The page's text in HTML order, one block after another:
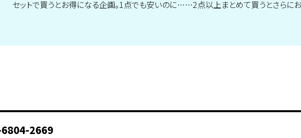
セットで買うとお得になる企画。1点でも安いのに……2点以上まとめて買うとさらにお
2669